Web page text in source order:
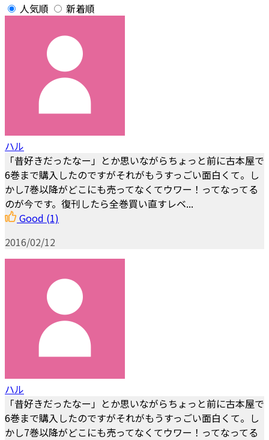
人気順 新着順
ハル
「昔好きだったなー」とか思いながらちょっと前に古本屋で
6巻まで購入したのですがそれがもうすっごい面白くて。し
かし7巻以降がどこにも売ってなくてウワー！ってなってる
のが今です。復刊したら全巻買い直すレベ...
Good (1)
2016/02/12
ハル
「昔好きだったなー」とか思いながらちょっと前に古本屋で
6巻まで購入したのですがそれがもうすっごい面白くて。し
かし7巻以降がどこにも売ってなくてウワー！ってなってる